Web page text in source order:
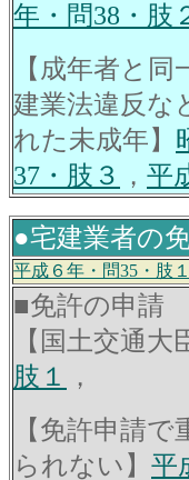
年・問38・肢
【成年者と
建業法違反な
れた未成年】
37・肢３
， 平
●宅建業者の
平成６年・問35・肢１
■免許の申請
【国土交通大
肢１
，
【免許申請
られない】 平